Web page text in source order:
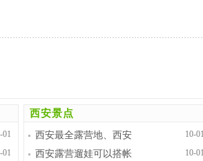
01
01
西安景点
10-01
西安最全露营地、西安
10-01
西安露营遛娃可以搭帐